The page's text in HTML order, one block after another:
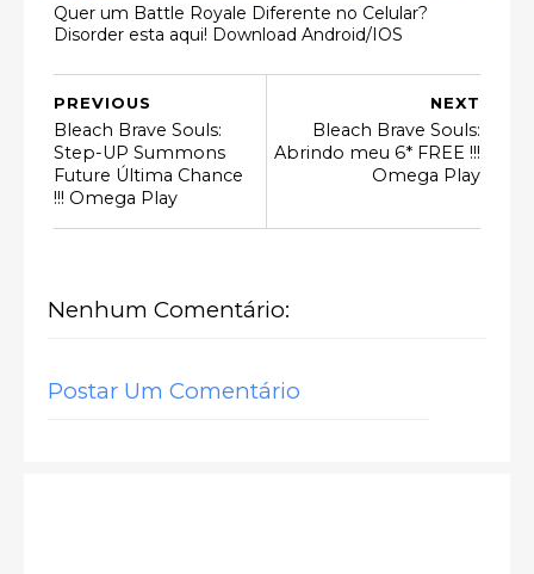
Quer um Battle Royale Diferente no Celular?
Disorder esta aqui! Download Android/IOS
NEXT
Bleach Brave Souls:
Abrindo meu 6* FREE !!!
Omega Play
PREVIOUS
Bleach Brave Souls:
Step-UP Summons
Future Última Chance
!!! Omega Play
Nenhum Comentário:
Postar Um Comentário